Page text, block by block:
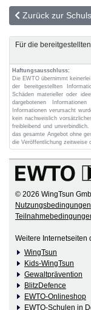
Zurück zur
Für die
Haftungsausschluss:
Die EWTO übernimmt
der bereitgestellten
Schäden materieller oder
dargebotenen
Informationen verursacht
kein nachweislich
freibleibend und
das gesamte Angebot ohne
die Veröffentlichung zeitweise
© 2026 WingTsun
Nutzungsbedingungen
Weitere Internetseiten
WingTsun
Kids-WingTsun
Gewaltprävention
BlitzDefence
EWTO-Onlineshop
EWTO-Schulen in